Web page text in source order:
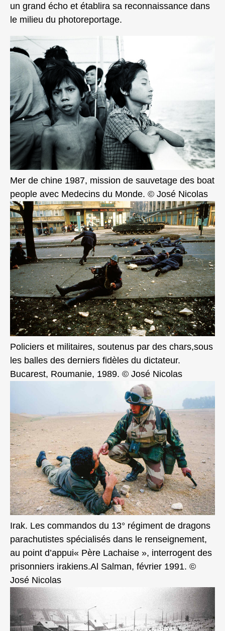
un grand écho et établira sa reconnaissance dans
le milieu du photoreportage.
Mer de chine 1987, mission de sauvetage des boat
people avec Medecins du Monde. © José Nicolas
Policiers et militaires, soutenus par des chars,sous
les balles des derniers fidèles du dictateur.
Bucarest, Roumanie, 1989. © José Nicolas
Irak. Les commandos du 13° régiment de dragons
parachutistes spécialisés dans le renseignement,
au point d’appui« Père Lachaise », interrogent des
prisonniers irakiens.Al Salman, février 1991. ©
José Nicolas